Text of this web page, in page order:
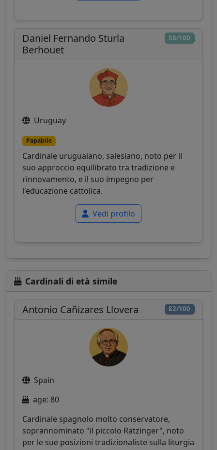
58/100
Daniel Fernando Sturla
Berhouet
Uruguay
Papabile
Cardinale uruguaiano, salesiano, noto per il
suo approccio equilibrato tra tradizione e
rinnovamento, e il suo impegno per
l'educazione cattolica.
Vedi profilo
Cardinali di età simile
82/100
Antonio Cañizares Llovera
Spain
age: 80
Cardinale spagnolo molto conservatore,
soprannominato "il piccolo Ratzinger", noto
per le sue posizioni tradizionaliste sulla liturgia